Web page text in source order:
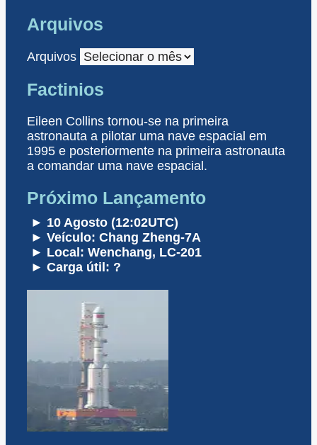
Arquivos
Arquivos
Factinios
Eileen Collins tornou-se na primeira
astronauta a pilotar uma nave espacial em
1995 e posteriormente na primeira astronauta
a comandar uma nave espacial.
Próximo Lançamento
► 10 Agosto (12:02UTC)
► Veículo: Chang Zheng-7A
► Local: Wenchang, LC-201
► Carga útil: ?